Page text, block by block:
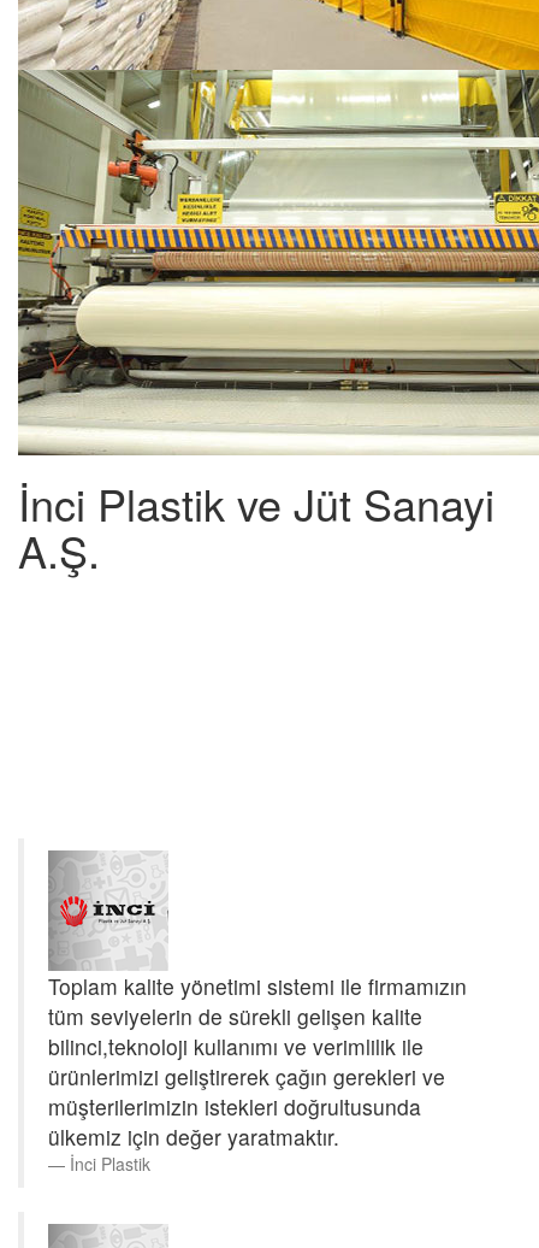
İnci Plastik ve Jüt Sanayi
A.Ş.
Toplam kalite yönetimi sistemi ile firmamızın
tüm seviyelerin de sürekli gelişen kalite
bilinci,teknoloji kullanımı ve verimlilik ile
ürünlerimizi geliştirerek çağın gerekleri ve
müşterilerimizin istekleri doğrultusunda
ülkemiz için değer yaratmaktır.
İnci Plastik